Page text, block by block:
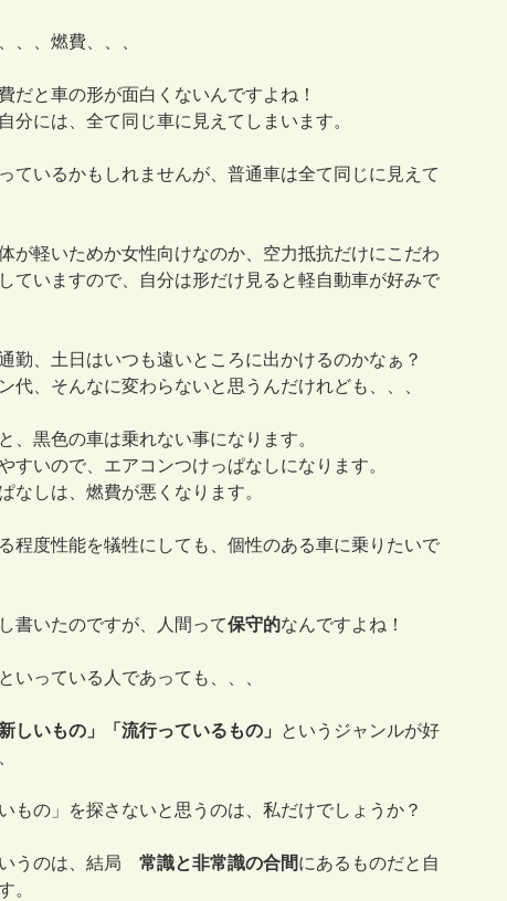
、、燃費、、、
だと車の形が面白くないんですよね！
分には、全て同じ車に見えてしまいます。
ているかもしれませんが、普通車は全て同じに見えて
が軽いためか女性向けなのか、空力抵抗だけにこだわ
ていますので、自分は形だけ見ると軽自動車が好みで
勤、土日はいつも遠いところに出かけるのかなぁ？
代、そんなに変わらないと思うんだけれども、、、
、黒色の車は乗れない事になります。
すいので、エアコンつけっぱなしになります。
なしは、燃費が悪くなります。
程度性能を犠牲にしても、個性のある車に乗りたいで
書いたのですが、人間って保守的なんですよね！
といっている人であっても、、、
新しいもの」「流行っているもの」
というジャンルが好
もの」を探さないと思うのは、私だけでしょうか？
うのは、結局 常識と非常識の合間にあるものだと自
。